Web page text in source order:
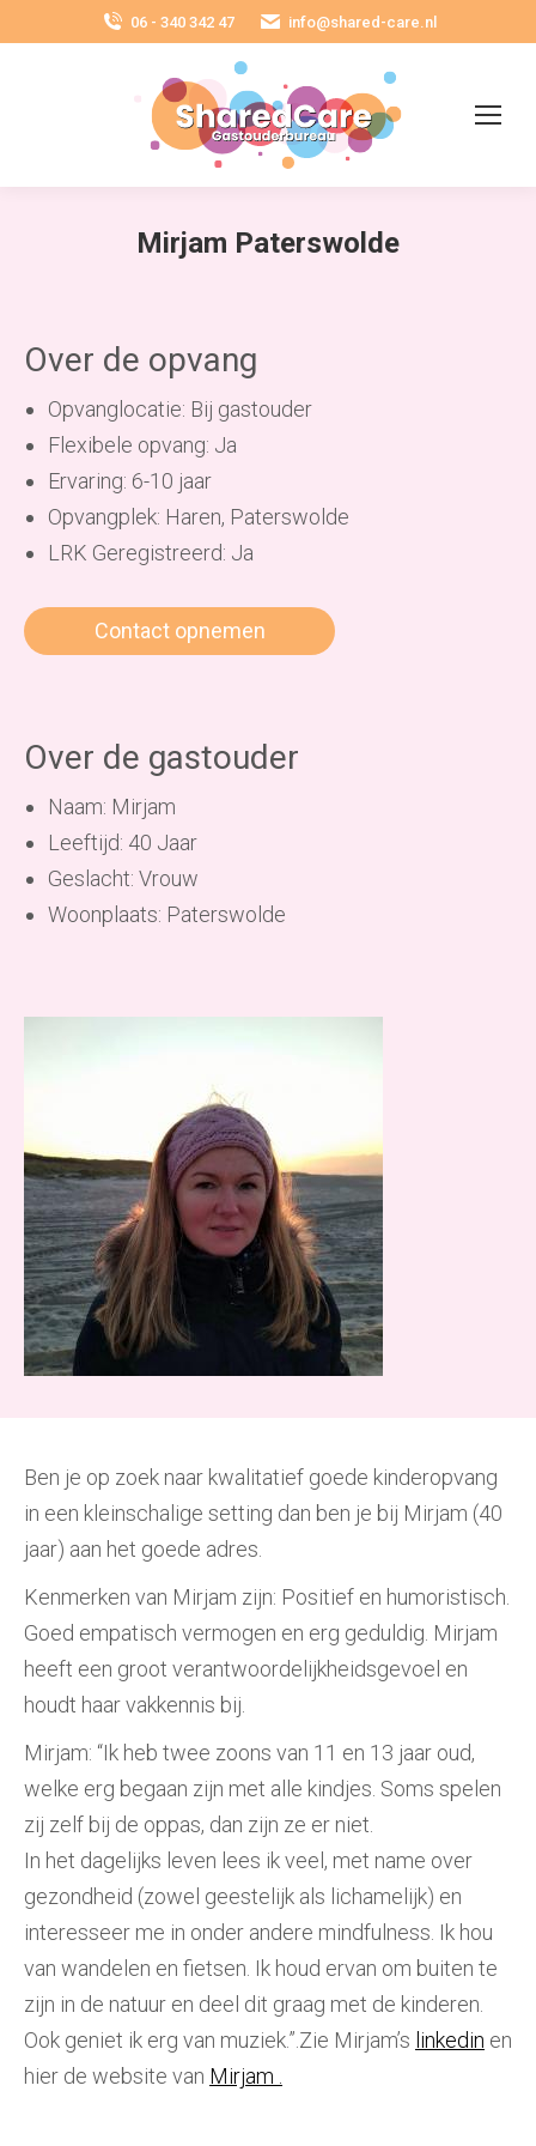
06 - 340 342 47 info@shared-care.nl
Mirjam Paterswolde
Over de opvang
Opvanglocatie: Bij gastouder
Flexibele opvang: Ja
Ervaring: 6-10 jaar
Opvangplek: Haren, Paterswolde
LRK Geregistreerd: Ja
Contact opnemen
Over de gastouder
Naam: Mirjam
Leeftijd: 40 Jaar
Geslacht: Vrouw
Woonplaats: Paterswolde
Ben je op zoek naar kwalitatief goede kinderopvang
in een kleinschalige setting dan ben je bij Mirjam (40
jaar) aan het goede adres.
Kenmerken van Mirjam zijn: Positief en humoristisch.
Goed empatisch vermogen en erg geduldig. Mirjam
heeft een groot verantwoordelijkheidsgevoel en
houdt haar vakkennis bij.
Mirjam: “Ik heb twee zoons van 11 en 13 jaar oud,
welke erg begaan zijn met alle kindjes. Soms spelen
zij zelf bij de oppas, dan zijn ze er niet.
In het dagelijks leven lees ik veel, met name over
gezondheid (zowel geestelijk als lichamelijk) en
interesseer me in onder andere mindfulness. Ik hou
van wandelen en fietsen. Ik houd ervan om buiten te
zijn in de natuur en deel dit graag met de kinderen.
Ook geniet ik erg van muziek.”.Zie Mirjam’s linkedin en
hier de website van Mirjam .